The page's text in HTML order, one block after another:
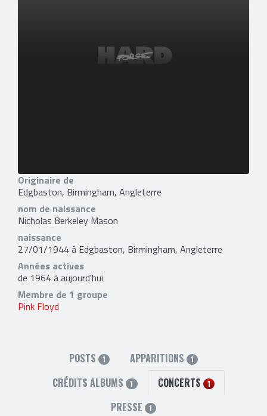
Originaire de
Edgbaston, Birmingham, Angleterre
nom de naissance
Nicholas Berkeley Mason
naissance
27/01/1944 à Edgbaston, Birmingham, Angleterre
Années actives
de 1964 à aujourd'hui
Membre de 1 groupe
Pink Floyd
POSTS 1 APPARITIONS 1
CRÉDITS ALBUMS 1 CONCERTS 1
PRESSE 1